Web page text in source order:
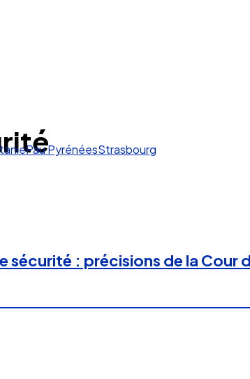
Pau PyrénéesStrasbourg
sécurité : précisions de la